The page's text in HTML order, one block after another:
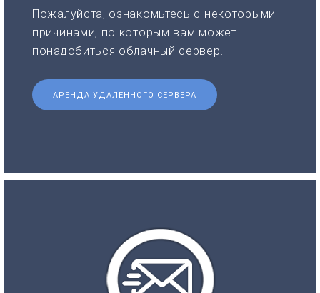
Пожалуйста, ознакомьтесь с некоторыми
причинами, по которым вам может
понадобиться облачный сервер.
АРЕНДА УДАЛЕННОГО СЕРВЕРА